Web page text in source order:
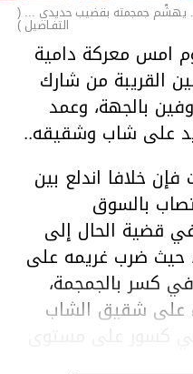
يهشّم جمجمته بقضيب حديدي ... (
التفـاصيل )
امس معركة دامية
القريبة من شارك
بالجهة، وعمد
على شاب وشقيقه..
خلافا اندلع بين
بالسوق
قضية الحال إلى
حيث ضرب غريمه على
كسر بالجمجمة،
على شقيق الشاب
كسور على مستوى